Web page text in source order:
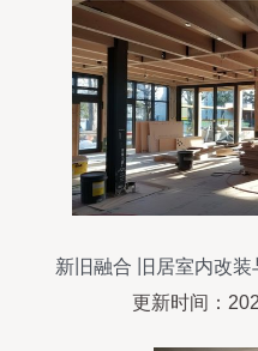
新旧融合 旧居室内改
更新时间：